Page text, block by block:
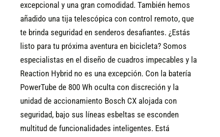
excepcional y una gran comodidad. También hemos
añadido una tija telescópica con control remoto, que
te brinda seguridad en senderos desafiantes. ¿Estás
listo para tu próxima aventura en bicicleta? Somos
especialistas en el diseño de cuadros impecables y la
Reaction Hybrid no es una excepción. Con la batería
PowerTube de 800 Wh oculta con discreción y la
unidad de accionamiento Bosch CX alojada con
seguridad, bajo sus líneas esbeltas se esconden
multitud de funcionalidades inteligentes. Está